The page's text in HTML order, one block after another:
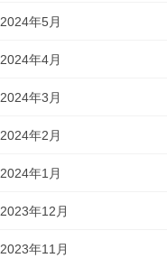
2024年5月
2024年4月
2024年3月
2024年2月
2024年1月
2023年12月
2023年11月